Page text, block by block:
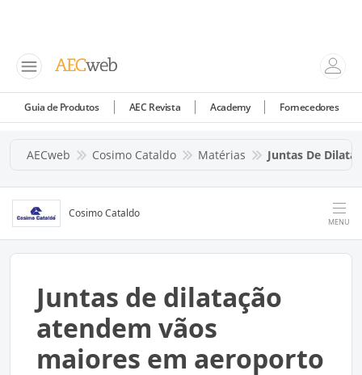
Guia de Produtos AEC Revista Academy Fornecedores
AECweb Cosimo Cataldo Matérias Juntas De
Cosimo Cataldo
MENU
Juntas de dilatação
atendem vãos
maiores em aeroporto